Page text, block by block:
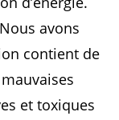
avons
contient de
et toxiques